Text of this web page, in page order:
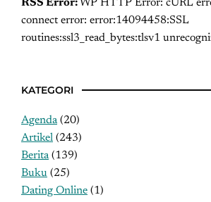
RSS Error: WP HTTP Error: cURL
connect error: error:14094458:SSL
routines:ssl3_read_bytes:tlsv1
KATEGORI
Agenda(20)
Artikel (243)
Berita(139)
Buku (25)
Dating Online (1)